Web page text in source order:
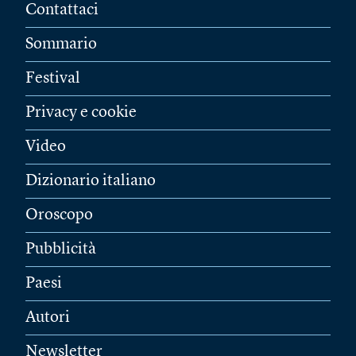
Contattaci
Sommario
Festival
Privacy e cookie
Video
Dizionario italiano
Oroscopo
Pubblicità
Paesi
Autori
Newsletter